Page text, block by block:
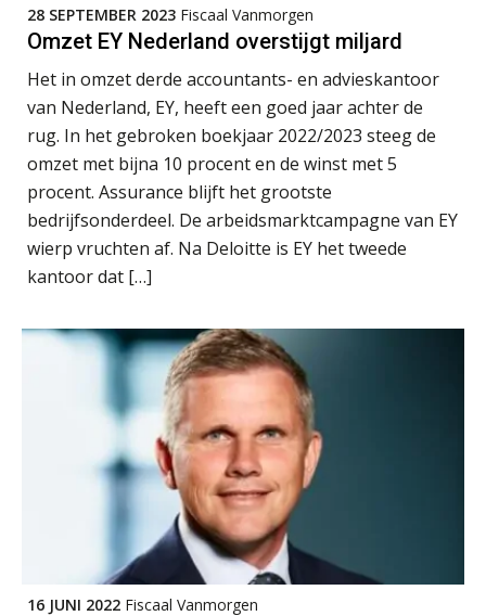
28 SEPTEMBER 2023 Fiscaal Vanmorgen
Omzet EY Nederland overstijgt miljard
Het in omzet derde accountants- en advieskantoor
van Nederland, EY, heeft een goed jaar achter de
rug. In het gebroken boekjaar 2022/2023 steeg de
omzet met bijna 10 procent en de winst met 5
procent. Assurance blijft het grootste
bedrijfsonderdeel. De arbeidsmarktcampagne van EY
wierp vruchten af. Na Deloitte is EY het tweede
kantoor dat […]
16 JUNI 2022 Fiscaal Vanmorgen
Olga Jansen
Almer de Beer
Ron Mulder